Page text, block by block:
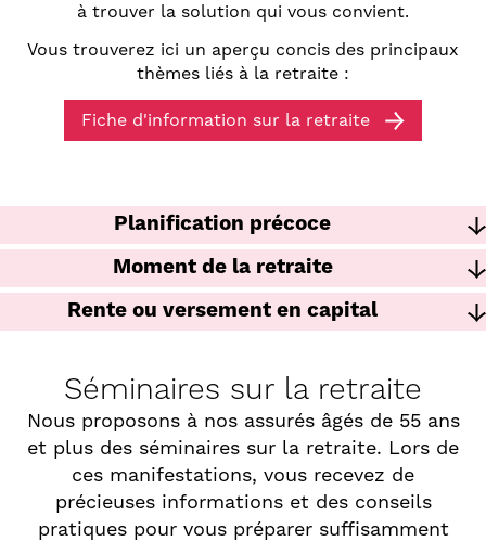
à trouver la solution qui vous convient.
Vous trouverez ici un aperçu concis des principaux
thèmes liés à la retraite :
Fiche d'information sur la retraite
Planification précoce
Moment de la retraite
Rente ou versement en capital
Séminaires sur la retraite
Nous proposons à nos assurés âgés de 55 ans
et plus des séminaires sur la retraite. Lors de
ces manifestations, vous recevez de
précieuses informations et des conseils
pratiques pour vous préparer suffisamment